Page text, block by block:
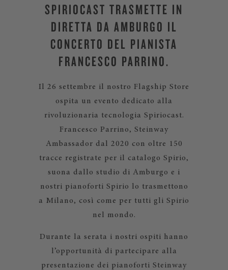
SPIRIOCAST TRASMETTE IN
DIRETTA DA AMBURGO IL
CONCERTO DEL PIANISTA
FRANCESCO PARRINO.
Il 26 settembre il nostro Flagship Store
ospita un evento dedicato alla
rivoluzionaria tecnologia Spiriocast.
Francesco Parrino, Steinway
Ambassador dal 2020 con oltre 150
tracce registrate per il catalogo Spirio,
suona dallo studio di Amburgo e i
nostri pianoforti Spirio lo trasmettono
a Milano, così come per tutti gli Spirio
nel mondo.
Durante la serata i nostri ospiti hanno
l’opportunità di partecipare alla
presentazione dei pianoforti Steinway